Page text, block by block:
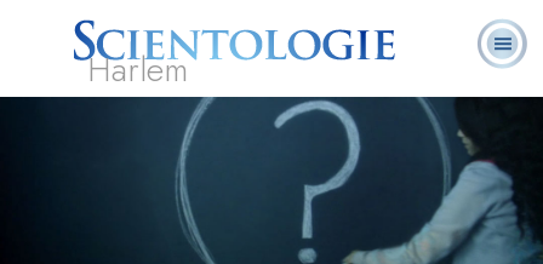
Harlem
Qu’est-ce que la
Scientologie ?
Ministres
volontaires
Foire aux
questions